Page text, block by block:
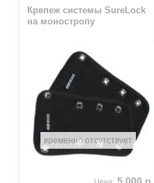
Крепеж системы SureLock
на моностропу
временно отсутствует
Цена: